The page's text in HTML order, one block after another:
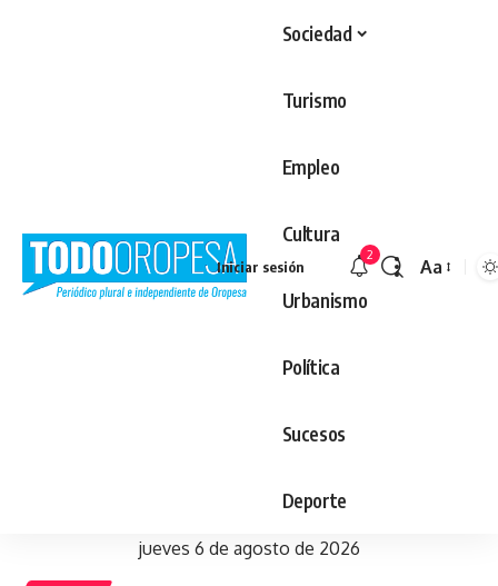
Sociedad
Turismo
Empleo
Cultura
Urbanismo
Política
Sucesos
Deporte
Iniciar sesión
2
Aa
jueves 6 de agosto de 2026